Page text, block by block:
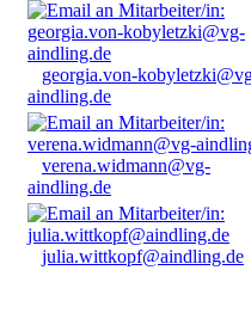
georgia.von-
aindling.de
verena.widmann@vg-
aindling.de
julia.wittkopf@aindling.de